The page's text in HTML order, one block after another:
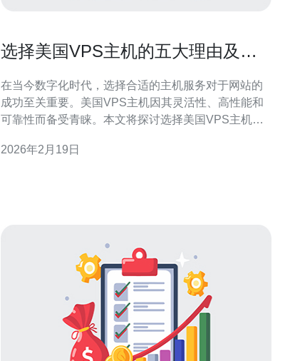
选择美国VPS主机的五大理由及其
在当今数字化时代，选择合适的主机服务对于网站的
成功至关重要。美国VPS主机因其灵活性、高性能和
可靠性而备受青睐。本文将探讨选择美国VPS主机的
服务提供商，帮助您做出明智的决策。 1. 高性能与稳
2026年2月19日